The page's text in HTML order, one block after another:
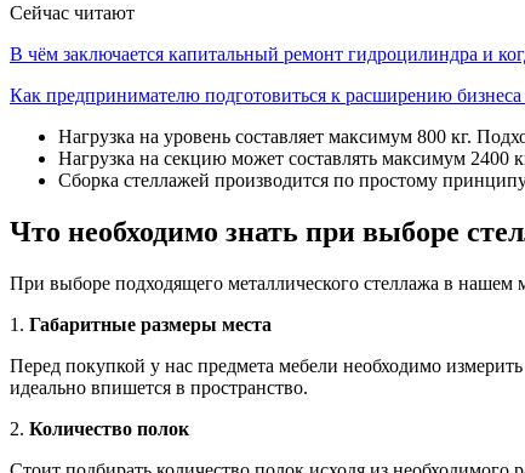
Сейчас читают
В чём заключается капитальный ремонт гидроцилиндра и
Как предпринимателю подготовиться к расширению
Нагрузка на уровень составляет максимум 800 кг.
Нагрузка на секцию может составлять максимум 2400
Сборка стеллажей производится по простому
Что необходимо знать при выборе
При выборе подходящего металлического стеллажа в нашем
1. Габаритные размеры места
Перед покупкой у нас предмета мебели необходимо
идеально впишется в пространство.
2. Количество полок